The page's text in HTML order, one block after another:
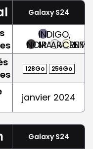
Galaxy S24
NOIR
INDIGO,
MAUVE
ARGENT
CREME
128Go 256Go
janvier 2024
Galaxy S24